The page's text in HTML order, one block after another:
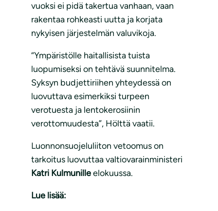
vuoksi ei pidä takertua vanhaan, vaan
rakentaa rohkeasti uutta ja korjata
nykyisen järjestelmän valuvikoja.
“Ympäristölle haitallisista tuista
luopumiseksi on tehtävä suunnitelma.
Syksyn budjettiriihen yhteydessä on
luovuttava esimerkiksi turpeen
verotuesta ja lentokerosiinin
verottomuudesta”, Hölttä vaatii.
Luonnonsuojeluliiton vetoomus on
tarkoitus luovuttaa valtiovarainministeri
Katri Kulmunilleelokuussa.
Lue lisää: